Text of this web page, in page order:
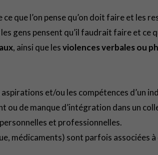
que l’on pense qu’on doit faire et les
gens pensent qu’il faudrait faire et ce
, ainsi que lesviolences verbales ou
et/ou les compétences d’un
ou de manque d’intégration dans un
et professionnelles.
médicaments) sont parfois associées